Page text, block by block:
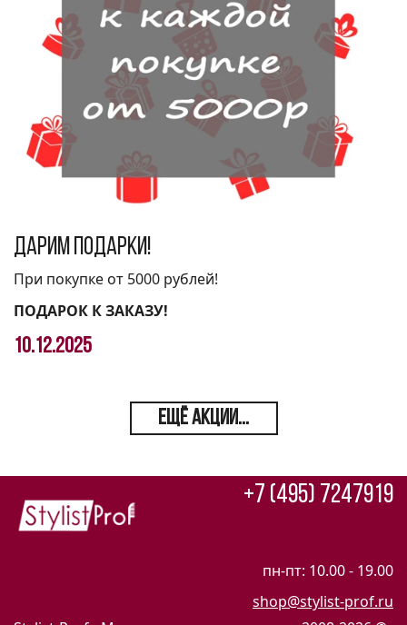
Дарим подарки!
При покупке от 5000 рублей!
ПОДАРОК К ЗАКАЗУ!
10.12.2025
ЕЩЁ АКЦИИ...
+7 (495) 7247919
пн-пт: 10.00 - 19.00
shop@stylist-prof.ru